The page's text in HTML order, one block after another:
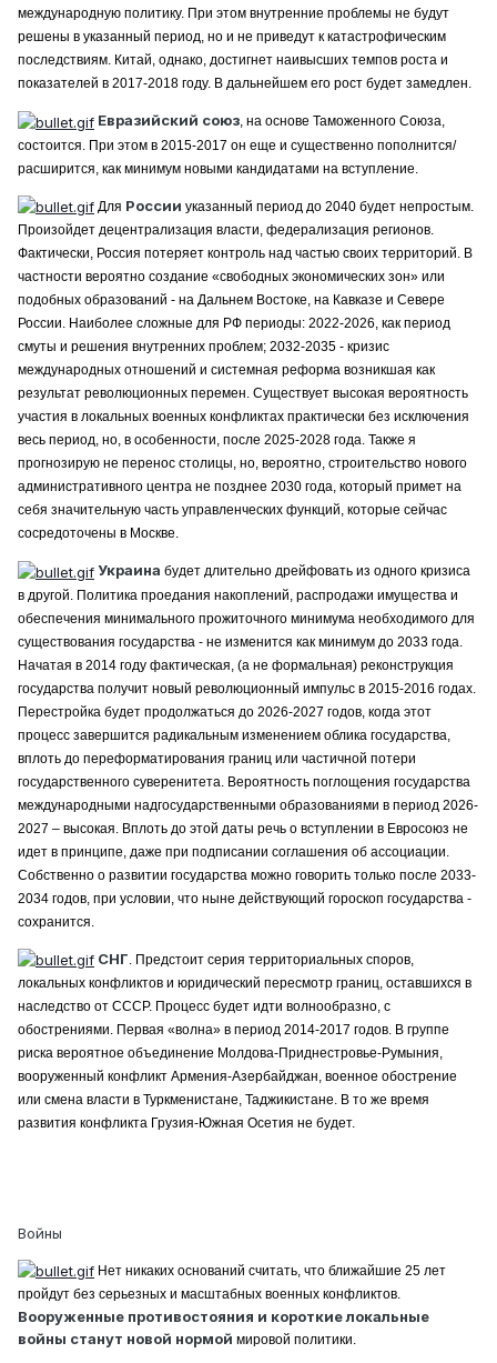
международную политику. При этом внутренние проблемы не будут
решены в указанный период, но и не приведут к катастрофическим
последствиям. Китай, однако, достигнет наивысших темпов роста и
показателей в 2017-2018 году. В дальнейшем его рост будет замедлен.
Евразийский союз, на основе Таможенного Союза,
состоится. При этом в 2015-2017 он еще и существенно пополнится/
расширится, как минимум новыми кандидатами на вступление.
Для России указанный период до 2040 будет непростым.
Произойдет децентрализация власти, федерализация регионов.
Фактически, Россия потеряет контроль над частью своих территорий. В
частности вероятно создание «свободных экономических зон» или
подобных образований - на Дальнем Востоке, на Кавказе и Севере
России. Наиболее сложные для РФ периоды: 2022-2026, как период
смуты и решения внутренних проблем; 2032-2035 - кризис
международных отношений и системная реформа возникшая как
результат революционных перемен. Существует высокая вероятность
участия в локальных военных конфликтах практически без исключения
весь период, но, в особенности, после 2025-2028 года. Также я
прогнозирую не перенос столицы, но, вероятно, строительство нового
административного центра не позднее 2030 года, который примет на
себя значительную часть управленческих функций, которые сейчас
сосредоточены в Москве.
Украина будет длительно дрейфовать из одного кризиса
в другой. Политика проедания накоплений, распродажи имущества и
обеспечения минимального прожиточного минимума необходимого для
существования государства - не изменится как минимум до 2033 года.
Начатая в 2014 году фактическая, (а не формальная) реконструкция
государства получит новый революционный импульс в 2015-2016 годах.
Перестройка будет продолжаться до 2026-2027 годов, когда этот
процесс завершится радикальным изменением облика государства,
вплоть до переформатирования границ или частичной потери
государственного суверенитета. Вероятность поглощения государства
международными надгосударственными образованиями в период 2026-
2027 – высокая. Вплоть до этой даты речь о вступлении в Евросоюз не
идет в принципе, даже при подписании соглашения об ассоциации.
Собственно о развитии государства можно говорить только после 2033-
2034 годов, при условии, что ныне действующий гороскоп государства -
сохранится.
СНГ . Предстоит серия территориальных споров,
локальных конфликтов и юридический пересмотр границ, оставшихся в
наследство от СССР. Процесс будет идти волнообразно, с
обострениями. Первая «волна» в период 2014-2017 годов. В группе
риска вероятное объединение Молдова-Приднестровье-Румыния,
вооруженный конфликт Армения-Азербайджан, военное обострение
или смена власти в Туркменистане, Таджикистане. В то же время
развития конфликта Грузия-Южная Осетия не будет.
Войны
Нет никаких оснований считать, что ближайшие 25 лет
пройдут без серьезных и масштабных военных конфликтов.
Вооруженные противостояния и короткие локальные
войны станут новой нормой мировой политики.